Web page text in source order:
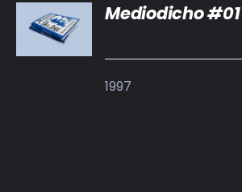
DETALLES
Mediodicho #01
1997